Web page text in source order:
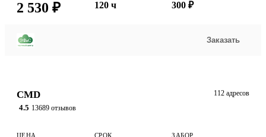
2 530 ₽ 120 ч 300 ₽
Заказать
CMD
4.5 13689 отзывов
112 адресов
ЦЕНА СРОК ЗАБОР